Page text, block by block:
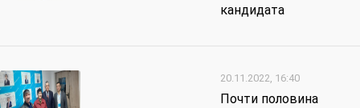
кандидата
20.11.2022, 16:40
Почти половина